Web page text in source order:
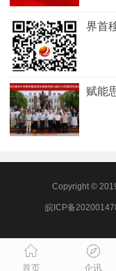
界首
赋能
Copyright ©
皖ICP备
首页 企讯